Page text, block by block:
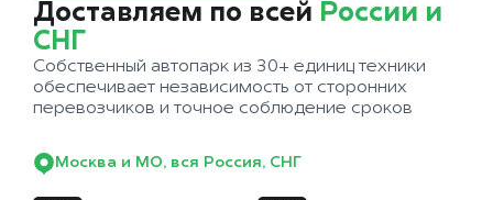
Доставляем по всей России и
СНГ
Собственный автопарк из 30+ единиц техники
обеспечивает независимость от сторонних
перевозчиков и точное соблюдение сроков
Москва и МО, вся Россия, СНГ